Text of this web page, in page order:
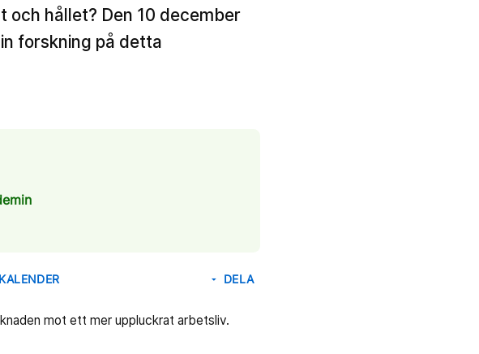
hållet? Den 10 december
forskning på detta
arrow_drop_down DELA
mot ett mer uppluckrat arbetsliv.